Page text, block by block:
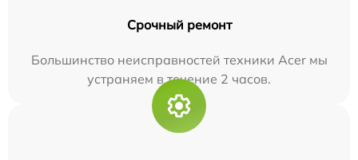
Срочный ремонт
Большинство неисправностей техники Acer мы
устраняем в течение 2 часов.